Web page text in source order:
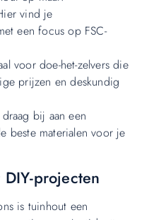
vind je
een focus op FSC-
voor doe-het-zelvers die
prijzen en deskundig
bij aan een
beste materialen voor je
projecten
is tuinhout een